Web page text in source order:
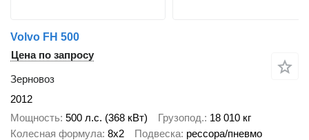
Volvo FH 500
Цена по запросу
Зерновоз
2012
Мощность 500 л.с. (368 кВт) Грузопод. 18 010 кг
Колесная формула 8x2 Подвеска рессора/пневмо